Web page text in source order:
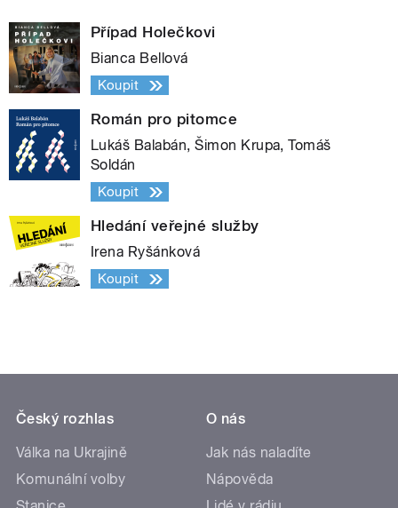
Případ Holečkovi
Bianca Bellová
Koupit
Román pro pitomce
Lukáš Balabán, Šimon Krupa, Tomáš
Soldán
Koupit
Hledání veřejné služby
Irena Ryšánková
Koupit
Český rozhlas
Válka na Ukrajině
Komunální volby
O nás
Jak nás naladíte
Nápověda